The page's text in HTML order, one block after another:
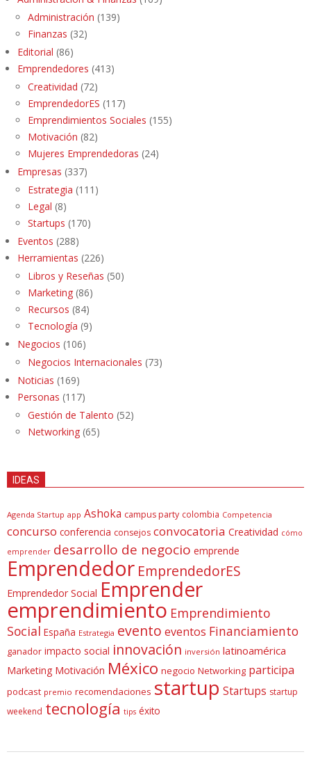
Administración (139)
Finanzas (32)
Editorial (86)
Emprendedores (413)
Creatividad (72)
EmprendedorES (117)
Emprendimientos Sociales (155)
Motivación (82)
Mujeres Emprendedoras (24)
Empresas (337)
Estrategia (111)
Legal (8)
Startups (170)
Eventos (288)
Herramientas (226)
Libros y Reseñas (50)
Marketing (86)
Recursos (84)
Tecnología (9)
Negocios (106)
Negocios Internacionales (73)
Noticias (169)
Personas (117)
Gestión de Talento (52)
Networking (65)
IDEAS
Agenda Startup app Ashoka campus party colombia Competencia
concurso conferencia consejos convocatoria Creatividad cómo
emprender desarrollo de negocio emprende
Emprendedor EmprendedorES
Emprendedor Social Emprender
emprendimiento Emprendimiento
Social España Estrategia evento eventos Financiamiento
ganador impacto social innovación inversión latinoamérica
Marketing Motivación México negocio Networking participa
podcast premio recomendaciones startup Startups startup
weekend tecnología tips éxito